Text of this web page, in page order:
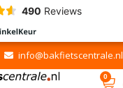
490 Reviews
info@bakfietscentrale.nl
0